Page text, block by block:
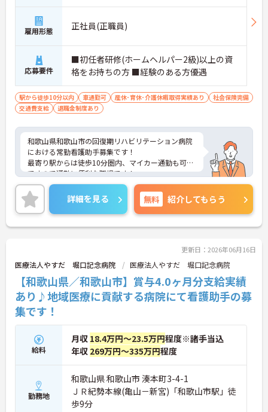
雇用形態 正社員(正職員)
応募要件
■初任者研修(ホームヘルパー2級)以上の資
格をお持ちの方 ■経験のある方優遇
駅から徒歩10分以内 車通勤可 産休･育休･介護休暇取得実績あり
社会保険完備
交通費支給
退職金制度あり
和歌山県和歌山市の回復期リハビリテーション病院
における常勤看護助手募集です！
最寄り駅からは徒歩10分圏内、マイカー通勤も可能
ですので通勤に便利な職場です！
ご興味ある方には、面接のポイントなど、さらに詳
細をお話致しますのでお気軽にご相談ください。
詳細を見る 無料 紹介してもらう
更新日：2026年06月16日
医療法人やすだ 堀口記念病院 医療法人やすだ 堀口記念病院
【和歌山県／和歌山市】賞与4.0ヶ月分支給実績
あり♪地域医療に貢献する病院にて看護助手の募
集です！
給料
月収 18.4万円～23.5万円程度※諸手当込
年収 269万円～335万円程度
勤務地
和歌山県 和歌山市 湊本町3-4-1
ＪＲ紀勢本線(亀山－新宮)「和歌山市駅」徒
歩9分